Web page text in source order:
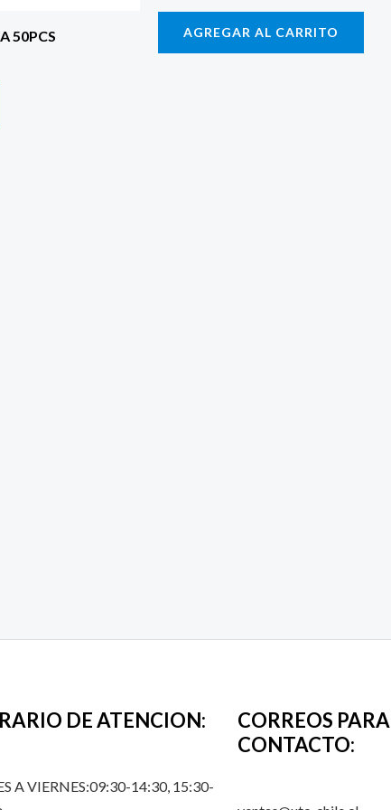
50PCS
AGREGAR AL CARRITO
DE ATENCION:
A VIERNES:09:30-14:30, 15:30-
CORREOS PARA
CONTACTO: